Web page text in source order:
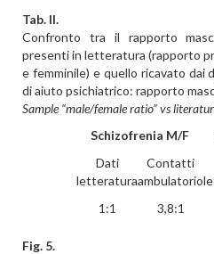
Tab. II.
Confronto tra il rapporto
presenti in letteratura (rapporto
e femminile) e quello ricavato
di aiuto psichiatrico: rapporto
Sample “male/female ratio” vs
Schizofrenia M/F
Dati
letteratura
Contatti
ambulatorio
1:1
3,8:1
Fig. 5.